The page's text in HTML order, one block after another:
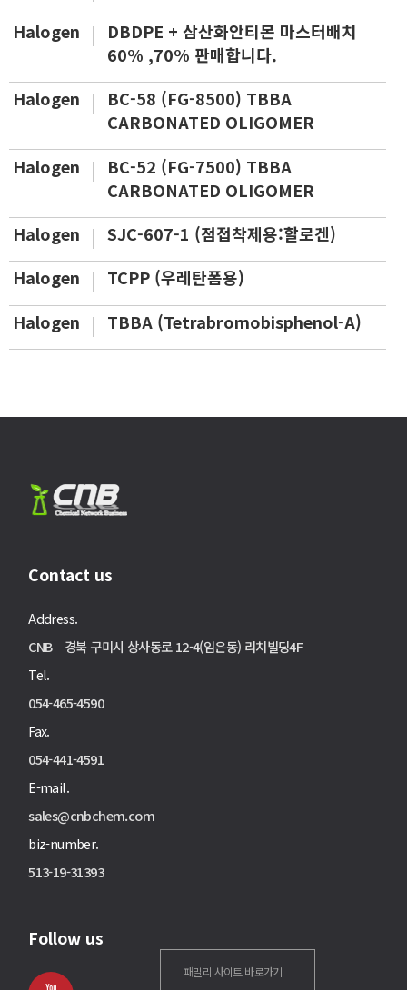
Halogen
DBDPE + 삼산화안티몬 마스터배치
60% ,70% 판매합니다.
Halogen
BC-58 (FG-8500) TBBA
CARBONATED OLIGOMER
Halogen
BC-52 (FG-7500) TBBA
CARBONATED OLIGOMER
Halogen
SJC-607-1 (점접착제용:할로겐)
Halogen
TCPP (우레탄폼용)
Halogen
TBBA (Tetrabromobisphenol-A)
Contact us
Address.
CNB 경북 구미시 상사동로 12-4(임은동) 리치빌딩4F
Tel.
054-465-4590
Fax.
054-441-4591
E-mail.
sales@cnbchem.com
biz-number.
513-19-31393
Follow us
패밀리 사이트 바로가기